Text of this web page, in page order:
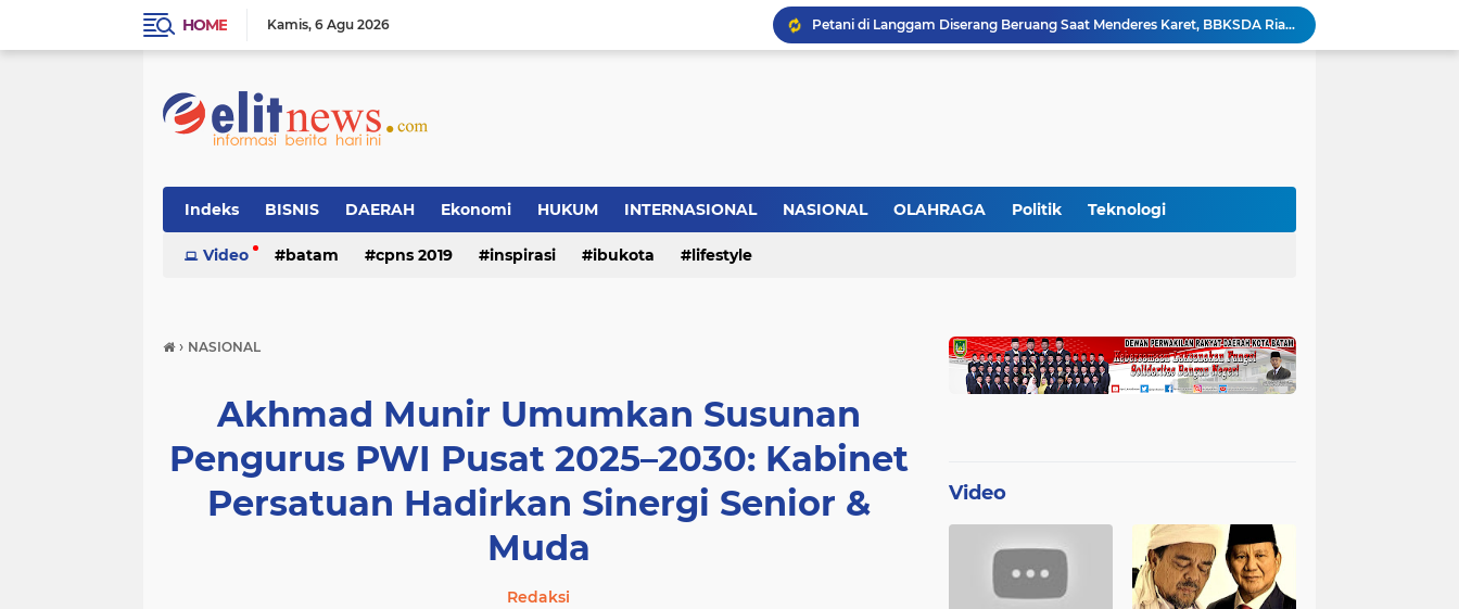
HOME Kamis 6 Agu 2026
Petani di Langgam Diserang Beruang Saat Menderes Karet, BBKSDA Riau Bergerak ke Lokasi
Kapolres Pelalawan Pimpin Pemadaman Karhutla, Tim Gabungan Berjibaku Jinakkan Api di Kerumutan
Gajah Legendaris Jovi Tutup Usia, BBKSDA Riau Kehilangan Pejuang Konservasi Andalan
Indeks BISNIS DAERAH Ekonomi HUKUM INTERNASIONAL NASIONAL OLAHRAGA Politik Teknologi
Video batam cpns 2019 inspirasi ibukota lifestyle
› NASIONAL
Akhmad Munir Umumkan Susunan
Pengurus PWI Pusat 2025–2030: Kabinet
Persatuan Hadirkan Sinergi Senior &
Muda
Redaksi
Video